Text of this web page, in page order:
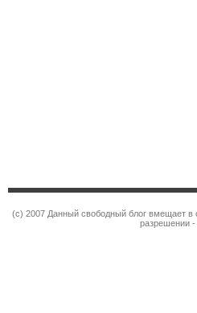
(c) 2007 Данный свободный блог вмещает в
разрешении -